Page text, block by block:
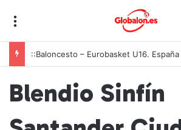
Blendio Sinfín